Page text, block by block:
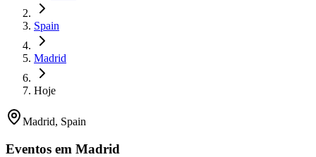
Spain
Madrid
Hoje
Madrid, Spain
Eventos em Madrid